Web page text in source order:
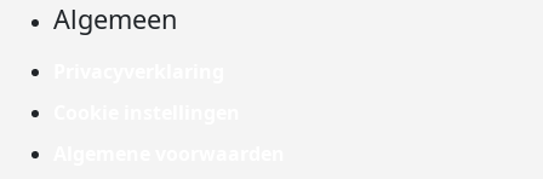
Algemeen